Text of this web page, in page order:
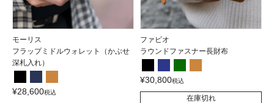
モーリス
フラップミドルウォレット（かぶせ
深札入れ）
¥28,600税込
ファビオ
ラウンドファスナー長財布
¥30,800税込
在庫切れ